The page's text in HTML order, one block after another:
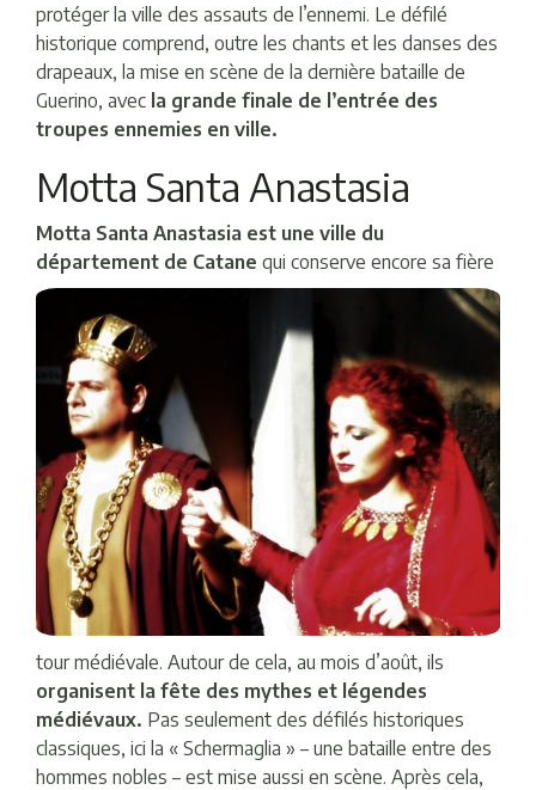
protéger la ville des assauts de l’ennemi. Le défilé
historique comprend, outre les chants et les danses des
drapeaux, la mise en scène de la dernière bataille de
Guerino, avec la grande finale de l’entrée des
troupes ennemies en ville.
Motta Santa Anastasia
Motta Santa Anastasia est une ville du
département de Catane qui conserve encore sa fière
tour médiévale. Autour de cela, au mois d’août, ils
organisent la fête des mythes et légendes
médiévaux. Pas seulement des défilés historiques
classiques, ici la « Schermaglia » – une bataille entre des
hommes nobles – est mise aussi en scène. Après cela,